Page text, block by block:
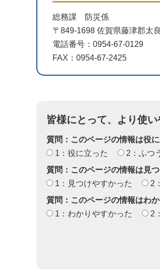
総務課 防災係
〒849-1698 佐賀県藤津郡太
電話番号：0954-67-0129
FAX：0954-67-2425
皆様にとって、より使
質問：このページの情報は役
1：役に立った
2：ふつ
質問：このページの情報は見
1：見つけやすかった
2
質問：このページの情報はわ
1：わかりやすかった
2